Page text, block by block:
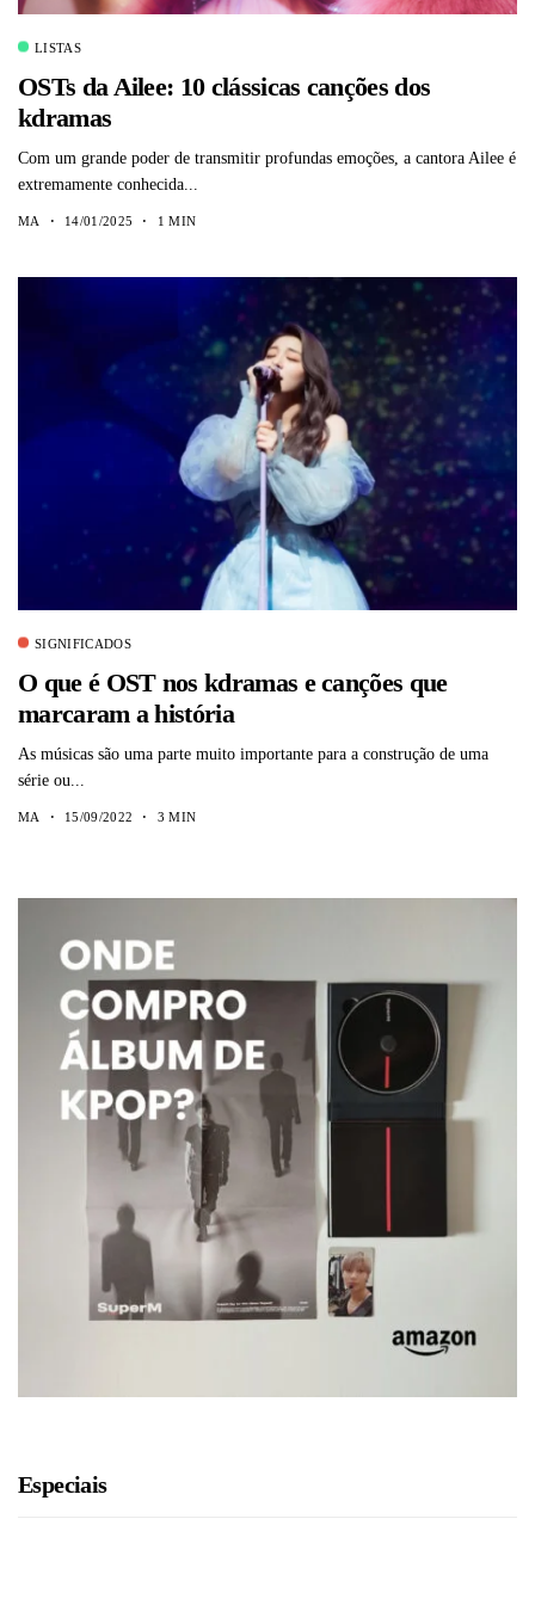
LISTAS
OSTs da Ailee: 10 clássicas canções dos
kdramas
Com um grande poder de transmitir profundas emoções, a cantora Ailee é
extremamente conhecida...
MA 14/01/2025 1 MIN
SIGNIFICADOS
O que é OST nos kdramas e canções que
marcaram a história
As músicas são uma parte muito importante para a construção de uma
série ou...
MA 15/09/2022 3 MIN
Especiais